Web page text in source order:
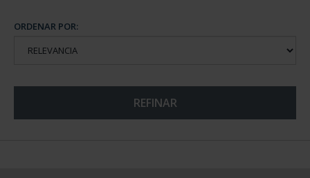
ORDENAR POR:
REFINAR